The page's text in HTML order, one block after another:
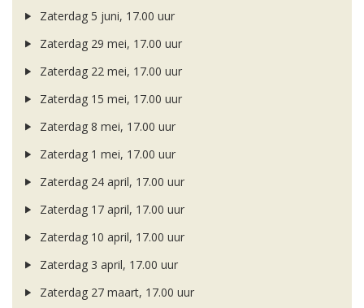
Zaterdag 5 juni, 17.00 uur
Zaterdag 29 mei, 17.00 uur
Zaterdag 22 mei, 17.00 uur
Zaterdag 15 mei, 17.00 uur
Zaterdag 8 mei, 17.00 uur
Zaterdag 1 mei, 17.00 uur
Zaterdag 24 april, 17.00 uur
Zaterdag 17 april, 17.00 uur
Zaterdag 10 april, 17.00 uur
Zaterdag 3 april, 17.00 uur
Zaterdag 27 maart, 17.00 uur